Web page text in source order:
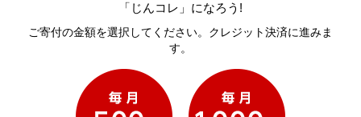
「じんコレ」になろう!
ご寄付の金額を選択してください。クレジット決済に進みま
す。